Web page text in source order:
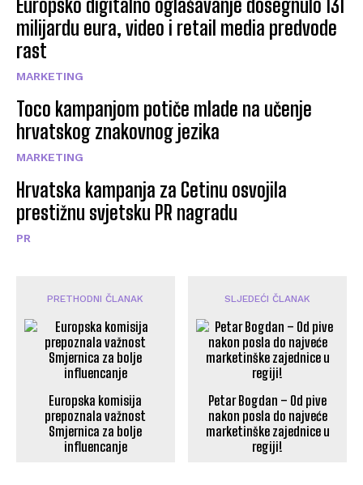
Europsko digitalno oglašavanje dosegnulo 131
milijardu eura, video i retail media predvode
rast
MARKETING
Toco kampanjom potiče mlade na učenje
hrvatskog znakovnog jezika
MARKETING
Hrvatska kampanja za Cetinu osvojila
prestižnu svjetsku PR nagradu
PR
PRETHODNI ČLANAK
Europska komisija
prepoznala važnost
Smjernica za bolje
influencanje
SLJEDEĆI ČLANAK
Petar Bogdan – Od pive
nakon posla do najveće
marketinške zajednice u
regiji!